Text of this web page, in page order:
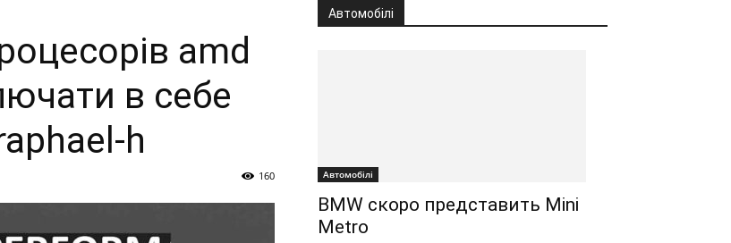
amd
в себе
h
160
Автомобілі
Автомобілі
BMW скоро представить Mini
Metro